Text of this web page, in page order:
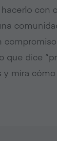
con
que dice
y mira